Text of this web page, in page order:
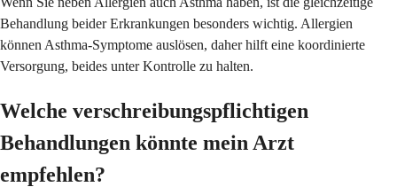
Behandlung beider Erkrankungen besonders wichtig. Allergien
können Asthma-Symptome auslösen, daher hilft eine koordinierte
Versorgung, beides unter Kontrolle zu halten.
Welche verschreibungspflichtigen
Behandlungen könnte mein Arzt
empfehlen?